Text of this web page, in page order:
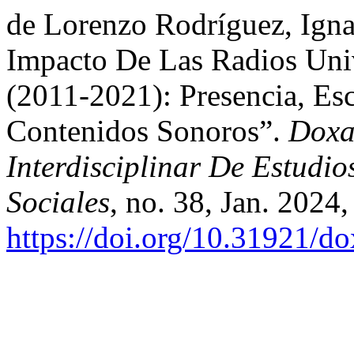
de Lorenzo Rodríguez,
Impacto De Las Radios
(2011-2021): Presencia,
Contenidos Sonoros”.
Interdisciplinar De
Sociales, no. 38, Jan.
https://doi.org/10.31921/